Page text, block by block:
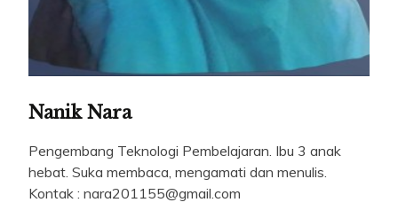
Nanik Nara
Pengembang Teknologi Pembelajaran. Ibu 3 anak
hebat. Suka membaca, mengamati dan menulis.
Kontak : nara201155@gmail.com